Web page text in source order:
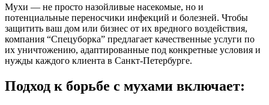
Мухи — не просто назойливые насекомые, но и
потенциальные переносчики инфекций и болезней. Чтобы
защитить ваш дом или бизнес от их вредного воздействия,
компания “Спецуборка” предлагает качественные услуги по
их уничтожению, адаптированные под конкретные условия и
нужды каждого клиента в Санкт-Петербурге.
Подход к борьбе с мухами включает: